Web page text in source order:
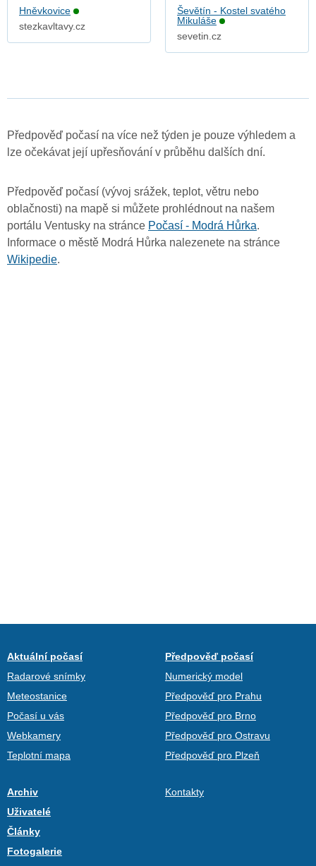
Hněvkovice
stezkavltavy.cz
Ševětín - Kostel svatého
Mikuláše
sevetin.cz
Předpověď počasí na více než týden je pouze výhledem a
lze očekávat její upřesňování v průběhu dalších dní.
Předpověď počasí (vývoj srážek, teplot, větru nebo
oblačnosti) na mapě si můžete prohlédnout na našem
portálu Ventusky na stránce Počasí - Modrá Hůrka.
Informace o městě Modrá Hůrka nalezenete na stránce
Wikipedie.
Aktuální počasí
Radarové snímky
Meteostanice
Počasí u vás
Webkamery
Teplotní mapa
Předpověď počasí
Numerický model
Předpověď pro Prahu
Předpověď pro Brno
Předpověď pro Ostravu
Předpověď pro Plzeň
Archiv
Uživatelé
Články
Fotogalerie
Kontakty